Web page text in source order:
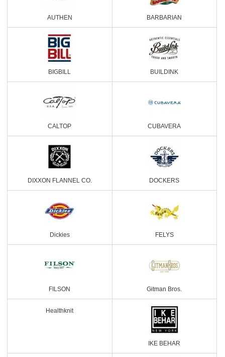
AUTHEN BARBARIAN
BIGBILL BUILDINK
CALTOP CUBAVERA
DIXXON FLANNEL CO. DOCKERS
Dickies FELYS
FILSON Gitman Bros.
Healthknit
IKE BEHAR